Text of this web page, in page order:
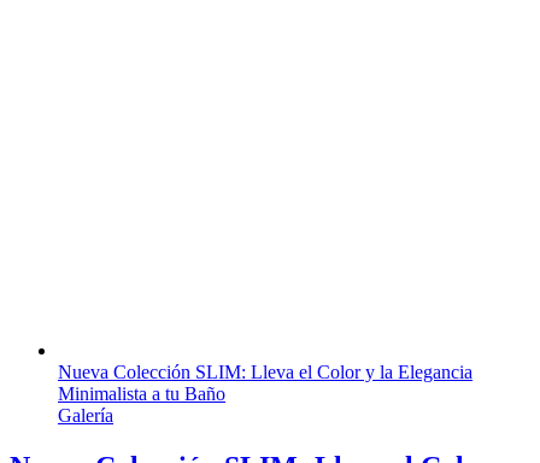
Nueva Colección SLIM: Lleva el Color y la Elegancia
Minimalista a tu Baño
Galería